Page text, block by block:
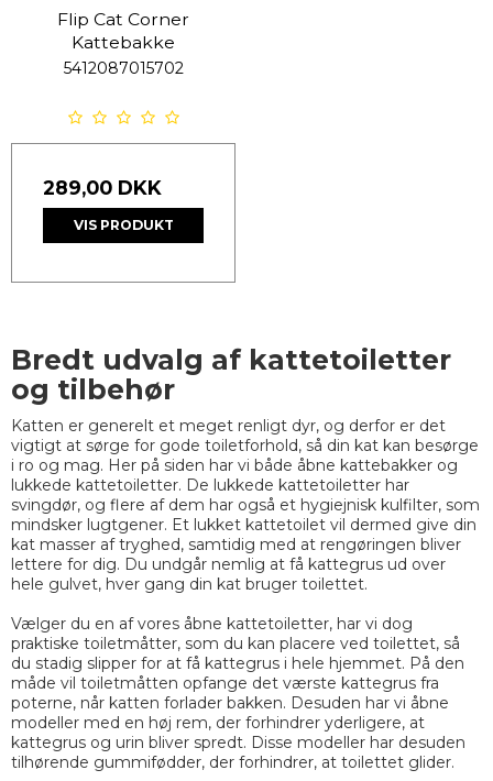
Flip Cat Corner
Kattebakke
5412087015702
289,00 DKK
VIS PRODUKT
Bredt udvalg af kattetoiletter
og tilbehør
Katten er generelt et meget renligt dyr, og derfor er det
vigtigt at sørge for gode toiletforhold, så din kat kan besørge
i ro og mag. Her på siden har vi både åbne kattebakker og
lukkede kattetoiletter. De lukkede kattetoiletter har
svingdør, og flere af dem har også et hygiejnisk kulfilter, som
mindsker lugtgener. Et lukket kattetoilet vil dermed give din
kat masser af tryghed, samtidig med at rengøringen bliver
lettere for dig. Du undgår nemlig at få kattegrus ud over
hele gulvet, hver gang din kat bruger toilettet.
Vælger du en af vores åbne kattetoiletter, har vi dog
praktiske toiletmåtter, som du kan placere ved toilettet, så
du stadig slipper for at få kattegrus i hele hjemmet. På den
måde vil toiletmåtten opfange det værste kattegrus fra
poterne, når katten forlader bakken. Desuden har vi åbne
modeller med en høj rem, der forhindrer yderligere, at
kattegrus og urin bliver spredt. Disse modeller har desuden
tilhørende gummifødder, der forhindrer, at toilettet glider.